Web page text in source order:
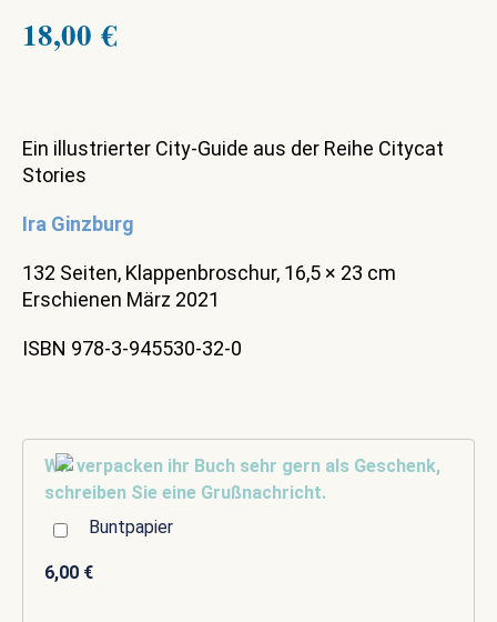
18,00 €
Ein illustrierter City-Guide aus der Reihe Citycat
Stories
Ira Ginzburg
132 Seiten, Klappenbroschur, 16,5 × 23 cm
Erschienen März 2021
ISBN 978-3-945530-32-0
Wir verpacken ihr Buch sehr gern als Geschenk,
schreiben Sie eine Grußnachricht.
Buntpapier
6,00 €